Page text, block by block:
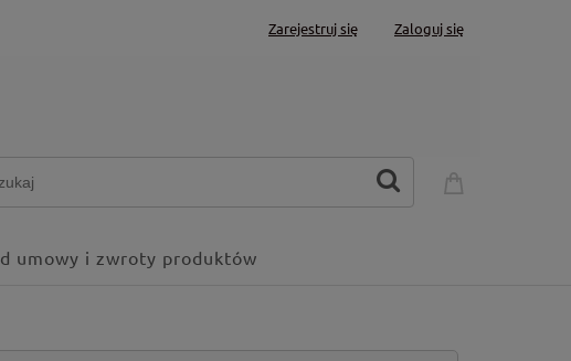
Zarejestruj się Zaloguj się
umowy i zwroty produktów